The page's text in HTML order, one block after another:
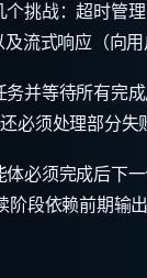
挑战：超时管
流式响应（向用
务并等待所有
必须处理部分
必须完成后下
段依赖前期输出